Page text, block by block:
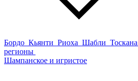
Бордо Кьянти Риоха Шабли Тоскана
регионы
Шампанское и игристое